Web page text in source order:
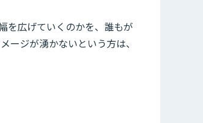
を広げていくのかを、誰もが
ージが湧かないという方は、